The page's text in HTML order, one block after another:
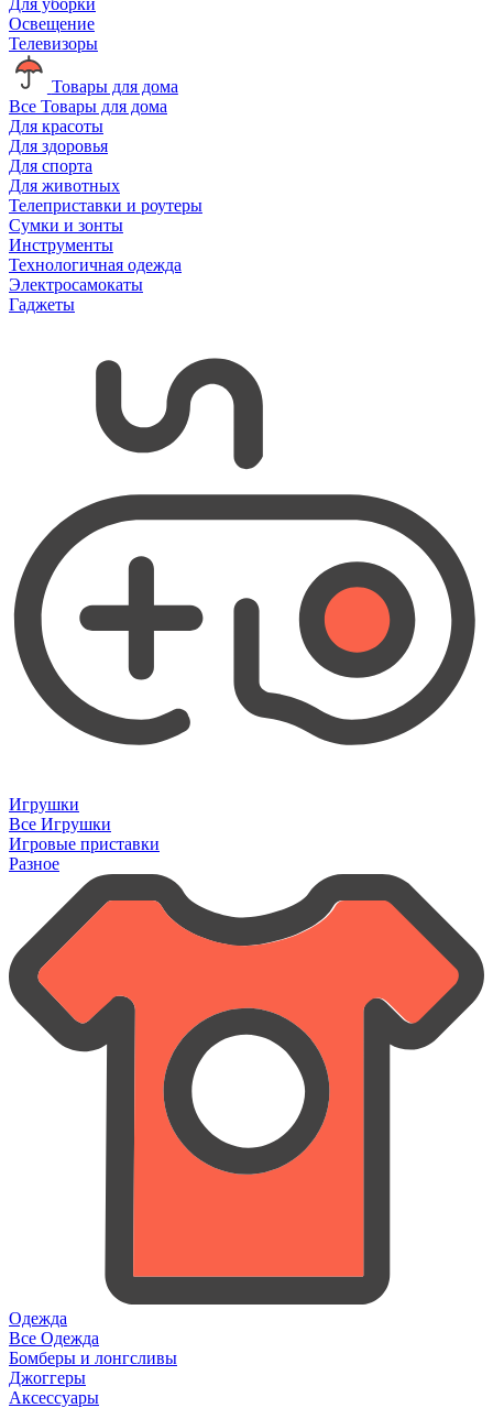
Освещение
Телевизоры
Товары для дома
Все Товары для дома
Для красоты
Для здоровья
Для спорта
Для животных
Телеприставки и роутеры
Сумки и зонты
Инструменты
Технологичная одежда
Электросамокаты
Гаджеты
Игрушки
Все Игрушки
Игровые приставки
Разное
Одежда
Все Одежда
Бомберы и лонгсливы
Джоггеры
Аксессуары